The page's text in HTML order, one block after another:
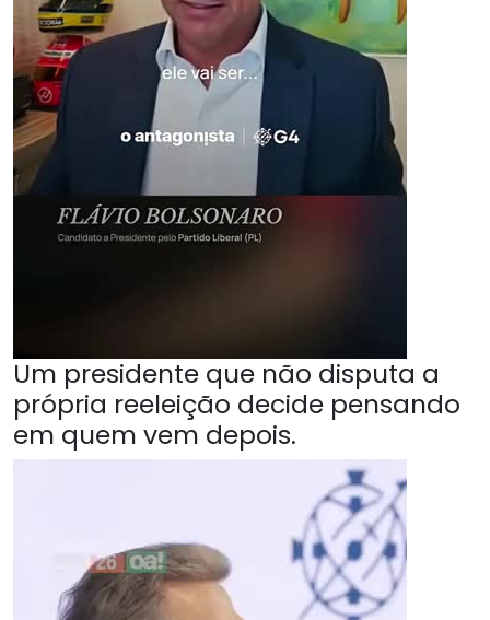
Um presidente que não disputa a
própria reeleição decide pensando
em quem vem depois.